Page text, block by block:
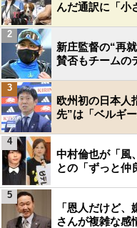
んだ通訳に「小
新庄監督の“再
賛否もチームの
2
欧州初の日本人
先”は「ベルギ
3
中村倫也が「風
との「ずっと仲
4
「恩人だけど
さんが複雑な感
5